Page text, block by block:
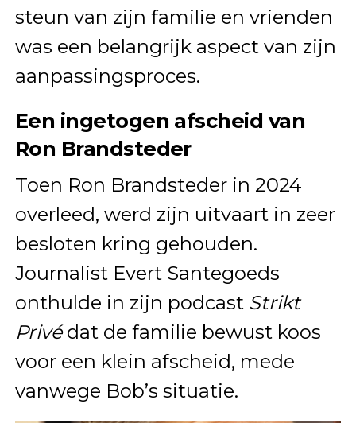
steun van zijn familie en vrienden
was een belangrijk aspect van zijn
aanpassingsproces.
Een ingetogen afscheid van
Ron Brandsteder
Toen Ron Brandsteder in 2024
overleed, werd zijn uitvaart in zeer
besloten kring gehouden.
Journalist Evert Santegoeds
onthulde in zijn podcast Strikt
Privédat de familie bewust koos
voor een klein afscheid, mede
vanwege Bob’s situatie.